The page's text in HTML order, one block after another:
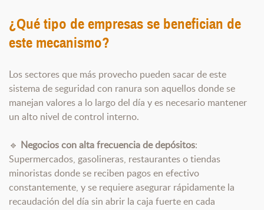
¿Qué tipo de empresas se benefician de
este mecanismo?
Los sectores que más provecho pueden sacar de este
sistema de seguridad con ranura son aquellos donde se
manejan valores a lo largo del día y es necesario mantener
un alto nivel de control interno.
🔹 Negocios con alta frecuencia de depósitos:
Supermercados, gasolineras, restaurantes o tiendas
minoristas donde se reciben pagos en efectivo
constantemente, y se requiere asegurar rápidamente la
recaudación del día sin abrir la caja fuerte en cada